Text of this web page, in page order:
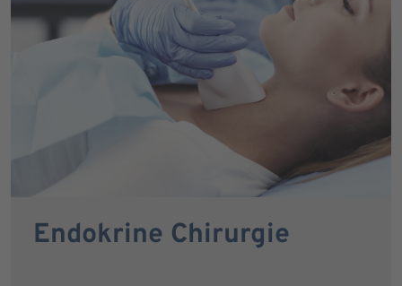
Endokrine Chirurgie